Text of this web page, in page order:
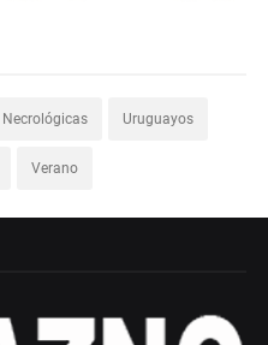
Necrológicas Uruguayos
Verano